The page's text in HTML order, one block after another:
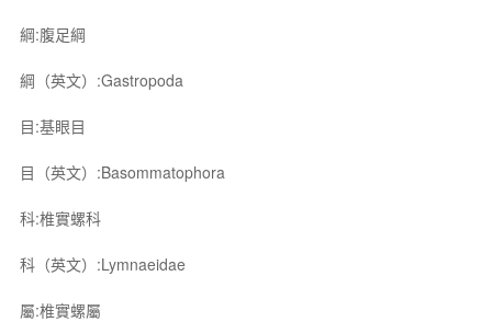
綱:腹足綱
綱（英文）:Gastropoda
目:基眼目
目（英文）:Basommatophora
科:椎實螺科
科（英文）:Lymnaeidae
屬:椎實螺屬